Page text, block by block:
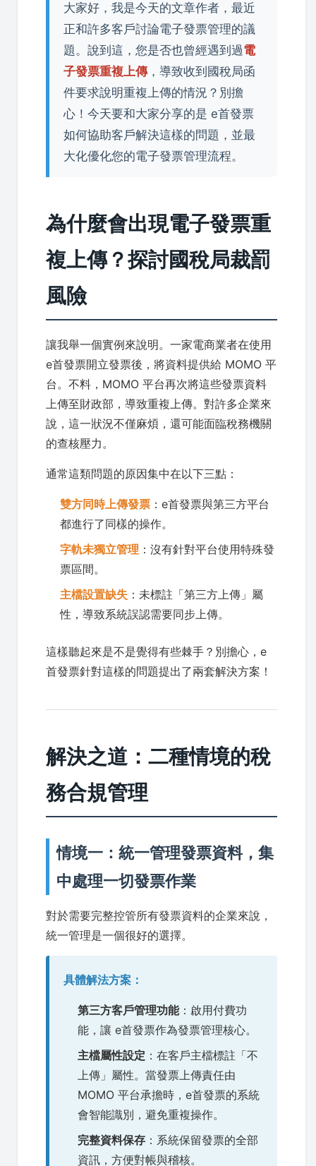
大家好，我是今天的文章作者，最近
正和許多客戶討論電子發票管理的議
題。說到這，您是否也曾經遇到過電
子發票重複上傳，導致收到國稅局函
件要求說明重複上傳的情況？別擔
心！今天要和大家分享的是 e首發票
如何協助客戶解決這樣的問題，並最
大化優化您的電子發票管理流程。
為什麼會出現電子發票重
複上傳？探討國稅局裁罰
風險
讓我舉一個實例來說明。一家電商業者在使用
e首發票開立發票後，將資料提供給 MOMO 平
台。不料，MOMO 平台再次將這些發票資料
上傳至財政部，導致重複上傳。對許多企業來
說，這一狀況不僅麻煩，還可能面臨稅務機關
的查核壓力。
通常這類問題的原因集中在以下三點：
雙方同時上傳發票 ：e首發票與第三方平台
都進行了同樣的操作。
字軌未獨立管理 ：沒有針對平台使用特殊發
票區間。
主檔設置缺失 ：未標註「第三方上傳」屬
性，導致系統誤認需要同步上傳。
這樣聽起來是不是覺得有些棘手？別擔心，e
首發票針對這樣的問題提出了兩套解決方案！
解決之道：二種情境的稅
務合規管理
情境一：統一管理發票資料，集
中處理一切發票作業
對於需要完整控管所有發票資料的企業來說，
統一管理是一個很好的選擇。
具體解法方案：
第三方客戶管理功能：啟用付費功
能，讓 e首發票作為發票管理核心。
主檔屬性設定 ：在客戶主檔標註「不
上傳」屬性。當發票上傳責任由
MOMO 平台承擔時，e首發票的系統
會智能識別，避免重複操作。
完整資料保存 ：系統保留發票的全部
資訊，方便對帳與稽核。